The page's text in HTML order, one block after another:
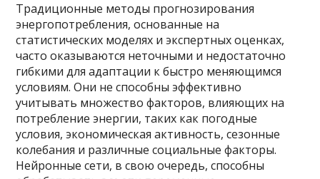
Традиционные методы прогнозирования
энергопотребления, основанные на
статистических моделях и экспертных оценках,
часто оказываются неточными и недостаточно
гибкими для адаптации к быстро меняющимся
условиям. Они не способны эффективно
учитывать множество факторов, влияющих на
потребление энергии, таких как погодные
условия, экономическая активность, сезонные
колебания и различные социальные факторы.
Нейронные сети, в свою очередь, способны